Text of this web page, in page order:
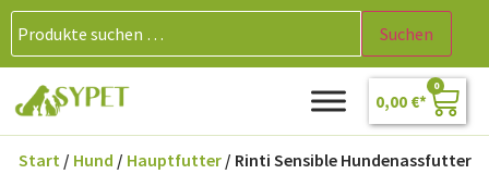
Suchen
0,00 €
0
Start/ Hund / Hauptfutter/ Rinti Sensible Hundenassfutter